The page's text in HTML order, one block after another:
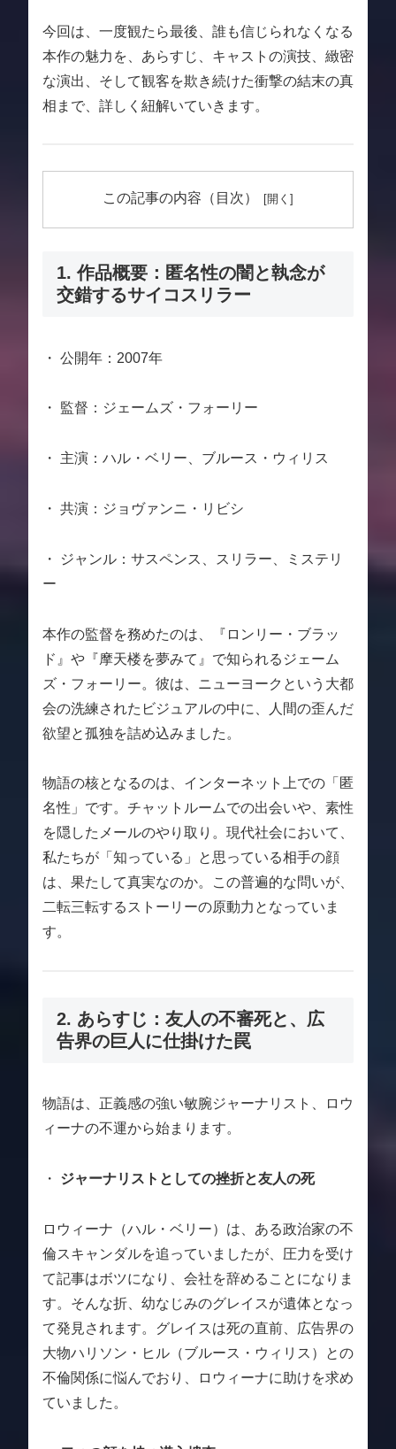
今回は、一度観たら最後、誰も信じられなくなる
本作の魅力を、あらすじ、キャストの演技、緻密
な演出、そして観客を欺き続けた衝撃の結末の真
相まで、詳しく紐解いていきます。
この記事の内容（目次）
1. 作品概要：匿名性の闇と執念が
交錯するサイコスリラー
・ 公開年：2007年
・ 監督：ジェームズ・フォーリー
・ 主演：ハル・ベリー、ブルース・ウィリス
・ 共演：ジョヴァンニ・リビシ
・ ジャンル：サスペンス、スリラー、ミステリ
ー
本作の監督を務めたのは、『ロンリー・ブラッ
ド』や『摩天楼を夢みて』で知られるジェーム
ズ・フォーリー。彼は、ニューヨークという大都
会の洗練されたビジュアルの中に、人間の歪んだ
欲望と孤独を詰め込みました。
物語の核となるのは、インターネット上での「匿
名性」です。チャットルームでの出会いや、素性
を隠したメールのやり取り。現代社会において、
私たちが「知っている」と思っている相手の顔
は、果たして真実なのか。この普遍的な問いが、
二転三転するストーリーの原動力となっていま
す。
2. あらすじ：友人の不審死と、広
告界の巨人に仕掛けた罠
物語は、正義感の強い敏腕ジャーナリスト、ロウ
ィーナの不運から始まります。
・ ジャーナリストとしての挫折と友人の死
ロウィーナ（ハル・ベリー）は、ある政治家の不
倫スキャンダルを追っていましたが、圧力を受け
て記事はボツになり、会社を辞めることになりま
す。そんな折、幼なじみのグレイスが遺体となっ
て発見されます。グレイスは死の直前、広告界の
大物ハリソン・ヒル（ブルース・ウィリス）との
不倫関係に悩んでおり、ロウィーナに助けを求め
ていました。